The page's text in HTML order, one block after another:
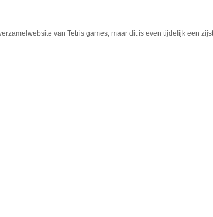
van Tetris games, maar dit is even tijdelijk een